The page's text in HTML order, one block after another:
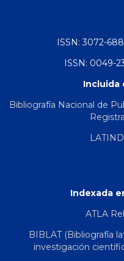
ISSN: 3072-
ISSN: 0049-
Incluida
Bibliografía Nacional de
Indexada
ATLA
BIBLAT (Bibliografía
investigación